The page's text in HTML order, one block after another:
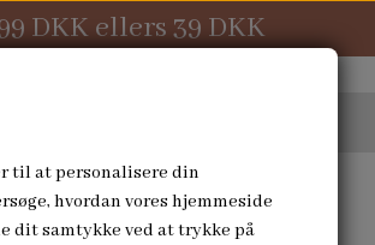
DKK ellers 39 DKK
til at personalisere din
hvordan vores hjemmeside
dit samtykke ved at trykke på